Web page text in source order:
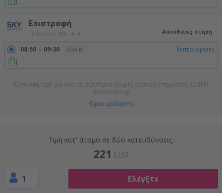
Επιστροφή
12 Αυγ (Τετ) JMK - ATH Απευθείας πτήση
08:50 09:30 40min λεπτομέρειες
Συνολική τιμή για όλα τα εισιτήρια (χωρίς κόστος υπηρεσίας 32 EUR
ανά επιβάτη)
Όροι κράτησης
Τιμή κατ' άτομο σε δύο κατευθύνσεις:
221 EUR
1 Ελέγξτε